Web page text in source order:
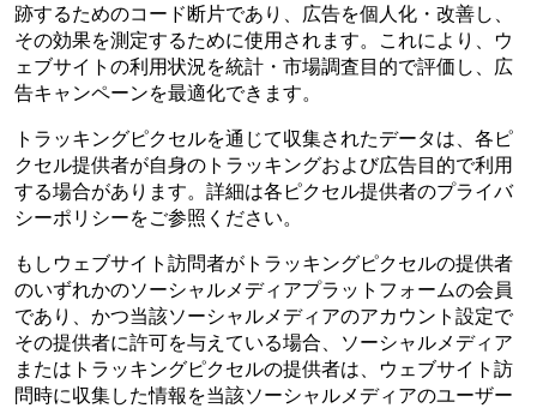
跡するためのコード断片であり、広告を個人化・改善し、
その効果を測定するために使用されます。これにより、ウ
ェブサイトの利用状況を統計・市場調査目的で評価し、広
告キャンペーンを最適化できます。
トラッキングピクセルを通じて収集されたデータは、各ピ
クセル提供者が自身のトラッキングおよび広告目的で利用
する場合があります。詳細は各ピクセル提供者のプライバ
シーポリシーをご参照ください。
もしウェブサイト訪問者がトラッキングピクセルの提供者
のいずれかのソーシャルメディアプラットフォームの会員
であり、かつ当該ソーシャルメディアのアカウント設定で
その提供者に許可を与えている場合、ソーシャルメディア
またはトラッキングピクセルの提供者は、ウェブサイト訪
問時に収集した情報を当該ソーシャルメディアのユーザー